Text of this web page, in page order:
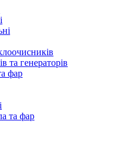
та генераторів
фар
та фар